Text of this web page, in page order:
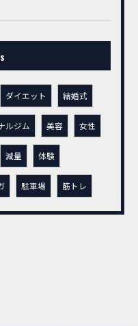
ダイエット 結婚式
ルジム 美容 女性
減量 体験
駐車場 筋トレ